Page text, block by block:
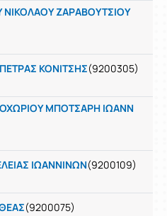
ΝΙΚΟΛΑΟΥ ΖΑΡΑΒΟΥΤΣΙΟΥ
ΚΟΝΙΤΣΗΣ(9200305)
ΜΠΟΤΣΑΡΗ ΙΩΑΝΝ
ΙΩΑΝΝΙΝΩΝ(9200109)
(9200075)